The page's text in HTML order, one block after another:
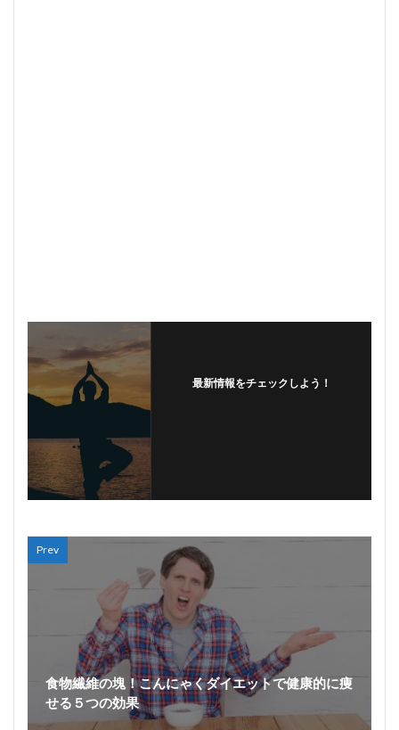
最新情報をチェックしよう！
Prev
食物繊維の塊！こんにゃくダイエットで健康的に痩
せる５つの効果